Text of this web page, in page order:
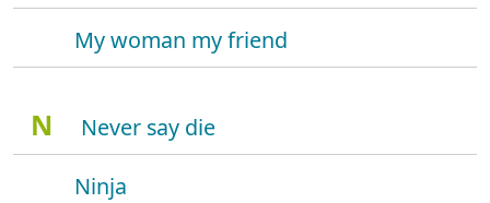
My woman my friend
N
Never say die
Ninja